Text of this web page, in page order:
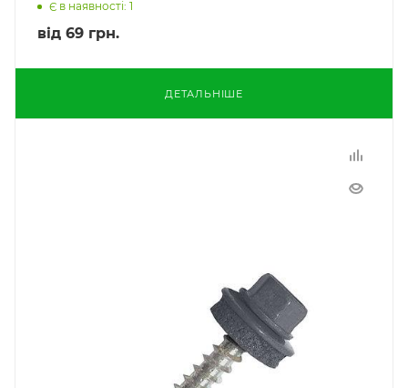
Є в наявності: 1
від 69 грн.
ДЕТАЛЬНІШЕ